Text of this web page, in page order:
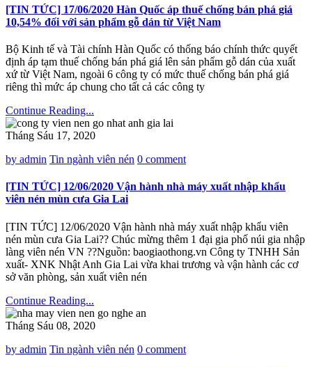
[TIN TỨC] 17/06/2020 Hàn Quốc áp thuế chống bán phá giá
10,54% đối với sản phẩm gỗ dán từ Việt Nam
Bộ Kinh tế và Tài chính Hàn Quốc có thống báo chính thức quyết
định áp tạm thuế chống bán phá giá lên sản phẩm gỗ dán của xuất
xứ từ Việt Nam, ngoài 6 công ty có mức thuế chống bán phá giá
riêng thì mức áp chung cho tất cả các công ty
Continue Reading...
Tháng Sáu 17, 2020
by admin Tin ngành viên nén 0 comment
[TIN TỨC] 12/06/2020 Vận hành nhà máy xuất nhập khẩu
viên nén mùn cưa Gia Lai
[TIN TỨC] 12/06/2020 Vận hành nhà máy xuất nhập khẩu viên
nén mùn cưa Gia Lai️?️? Chúc mừng thêm 1 đại gia phố núi gia nhập
làng viên nén VN ??Nguồn: baogiaothong.vn Công ty TNHH Sản
xuất- XNK Nhật Anh Gia Lai vừa khai trương và vận hành các cơ
sở văn phòng, sản xuất viên nén
Continue Reading...
Tháng Sáu 08, 2020
by admin Tin ngành viên nén 0 comment